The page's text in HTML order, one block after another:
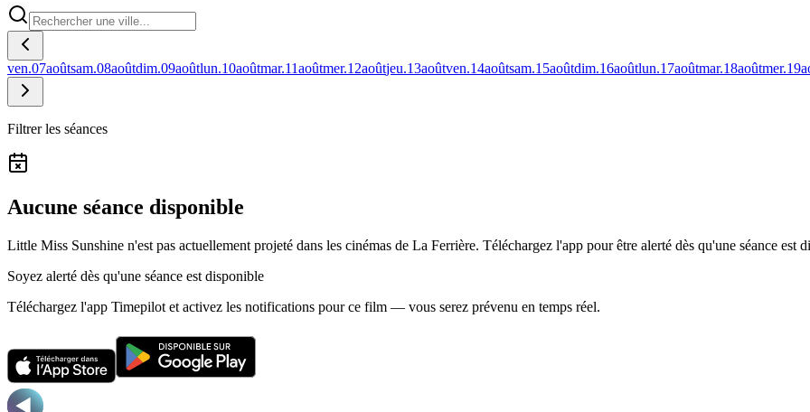
ven.07aoûtsam.08aoûtdim.09aoûtlun.10aoûtmar.11aoûtmer.12aoûtjeu.13aoûtven.14aoûtsam.15aoûtdim.16aoûtlun.17aoûtmar.18aoûtmer.19
Filtrer les séances
Aucune séance disponible
Little Miss Sunshine n'est pas actuellement projeté dans les cinémas de La Ferrière. Téléchargez l'app pour être alerté dès qu'une séance est
Soyez alerté dès qu'une séance est disponible
Téléchargez l'app Timepilot et activez les notifications pour ce film — vous serez prévenu en temps réel.